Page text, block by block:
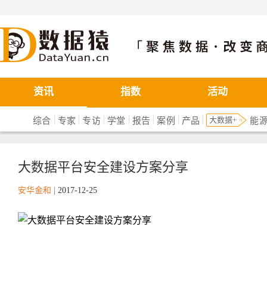
数据猿
资讯 指数 活动
综合 | 专家 |专访| 学堂 | 报告 | 案例 | 产品 | 大数据+ 能
大数据平台安全建设方案分享
安华金和 2017-12-25